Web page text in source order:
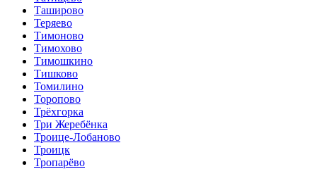
Таширово
Теряево
Тимоново
Тимохово
Тимошкино
Тишково
Томилино
Торопово
Трёхгорка
Три Жеребёнка
Троице-Лобаново
Троицк
Тропарёво